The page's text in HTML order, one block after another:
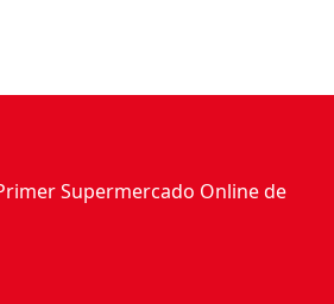
Supermercado Online de